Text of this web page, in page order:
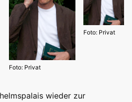
Foto: Privat
Foto: Privat
wieder zur